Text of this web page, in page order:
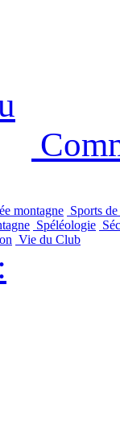
montagne Sports
Spéléologie
Vie du Club